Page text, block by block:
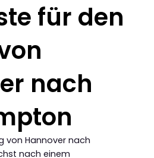
für den
nach
von Hannover nach
nach einem